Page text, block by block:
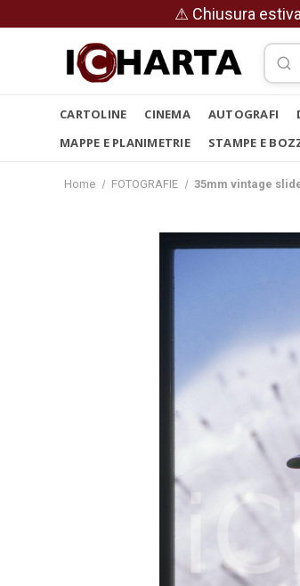
⚠ Chiusura
CARTOLINE CINEMA AUTOGRAFI
MAPPE E PLANIMETRIE
STAMPE E
Home FOTOGRAFIE 35mm vintage